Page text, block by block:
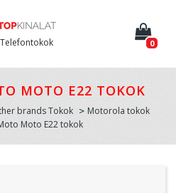
Telefontokok 0
MOTO E22 TOKOK
brands Tokok
Motorola tokok
Moto E22 tokok